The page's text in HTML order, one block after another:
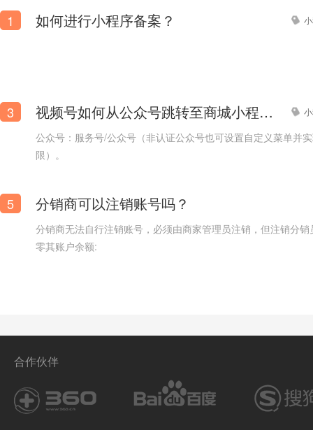
1 如何进行小程序备案？
3 视频号如何从公众号跳转至商城小程序？
公众号：服务号/公众号（非认证公众号也可设置自定义菜单并
限）。
5 分销商可以注销账号吗？
分销商无法自行注销账号，必须由商家管理员注销，但注销分销
零其账户余额:
合作伙伴